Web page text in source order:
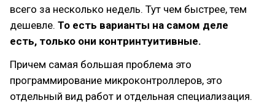
всего за несколько недель. Тут чем быстрее, тем
дешевле. То есть варианты на самом деле
есть, только они контринтуитивные.
Причем самая большая проблема это
программирование микроконтроллеров, это
отдельный вид работ и отдельная специализация.